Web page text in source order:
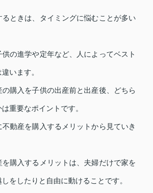
ときは、タイミングに悩むことが多い
の進学や定年など、人によってベスト
います。
の購入を子供の出産前と出産後、どちら
重要なポイントです。
不動産を購入するメリットから見ていき
を購入するメリットは、夫婦だけで家を
をしたりと自由に動けることです。